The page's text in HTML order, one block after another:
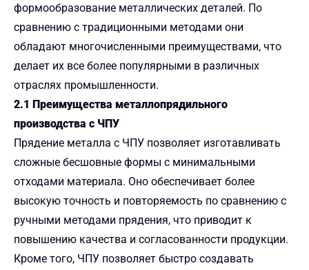
формообразование металлических деталей. По
сравнению с традиционными методами они
обладают многочисленными преимуществами, что
делает их все более популярными в различных
отраслях промышленности.
2.1 Преимущества металлопрядильного
производства с ЧПУ
Прядение металла с ЧПУ позволяет изготавливать
сложные бесшовные формы с минимальными
отходами материала. Оно обеспечивает более
высокую точность и повторяемость по сравнению с
ручными методами прядения, что приводит к
повышению качества и согласованности продукции.
Кроме того, ЧПУ позволяет быстро создавать